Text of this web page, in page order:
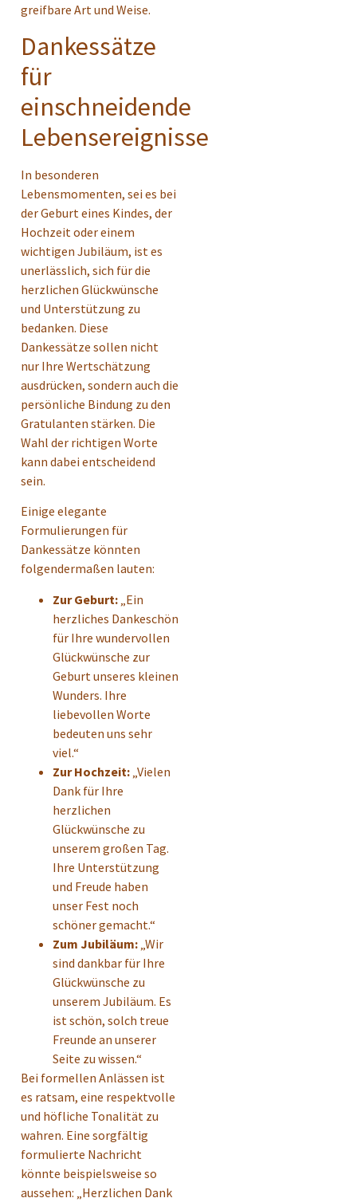
greifbare Art und Weise.
Dankessätze
für
einschneidende
Lebensereignisse
In besonderen
Lebensmomenten, sei es bei
der Geburt eines Kindes, der
Hochzeit oder einem
wichtigen Jubiläum, ist es
unerlässlich, sich für die
herzlichen Glückwünsche
und Unterstützung zu
bedanken. Diese
Dankessätze sollen nicht
nur Ihre Wertschätzung
ausdrücken, sondern auch die
persönliche Bindung zu den
Gratulanten stärken. Die
Wahl der richtigen Worte
kann dabei entscheidend
sein.
Einige elegante
Formulierungen für
Dankessätze könnten
folgendermaßen lauten:
Zur Geburt: „Ein
herzliches Dankeschön
für Ihre wundervollen
Glückwünsche zur
Geburt unseres kleinen
Wunders. Ihre
liebevollen Worte
bedeuten uns sehr
viel.“
Zur Hochzeit: „Vielen
Dank für Ihre
herzlichen
Glückwünsche zu
unserem großen Tag.
Ihre Unterstützung
und Freude haben
unser Fest noch
schöner gemacht.“
Zum Jubiläum: „Wir
sind dankbar für Ihre
Glückwünsche zu
unserem Jubiläum. Es
ist schön, solch treue
Freunde an unserer
Seite zu wissen.“
Bei formellen Anlässen ist
es ratsam, eine respektvolle
und höfliche Tonalität zu
wahren. Eine sorgfältig
formulierte Nachricht
könnte beispielsweise so
aussehen: „Herzlichen Dank